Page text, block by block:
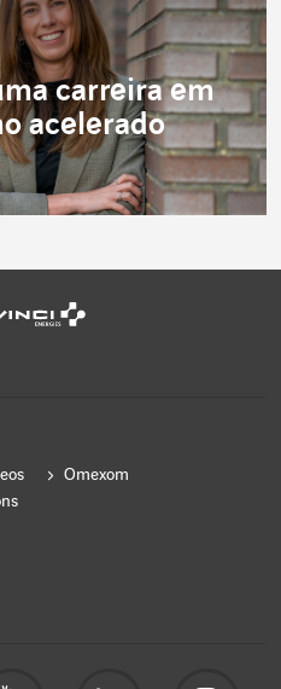
carreira em
acelerado
Omexom